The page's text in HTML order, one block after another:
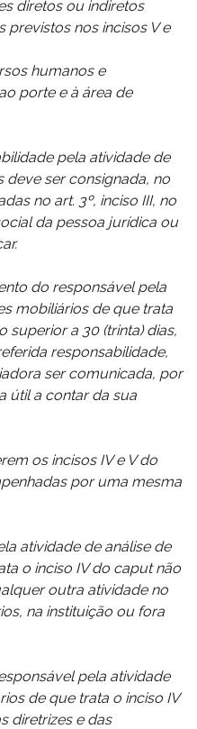
diretos ou indiretos
previstos nos incisos V e
humanos e
porte e à área de
pela atividade de
deve ser consignada, no
no art. 3º, inciso III, no
da pessoa jurídica ou
do responsável pela
mobiliários de que trata
superior a 30 (trinta) dias,
responsabilidade,
ser comunicada, por
útil a contar da sua
os incisos IV e V do
por uma mesma
atividade de análise de
o inciso IV do caput não
outra atividade no
na instituição ou fora
pela atividade
de que trata o inciso IV
diretrizes e das